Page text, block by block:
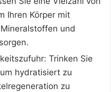
Ihren Körper mit
und
Trinken Sie
hydratisiert zu
zu